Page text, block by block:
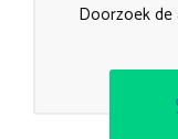
Doorzoek de